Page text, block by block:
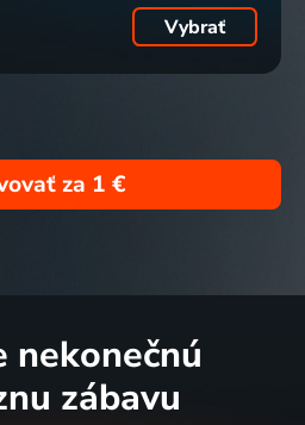
Vybrať
za 1 €
nekonečnú
zábavu